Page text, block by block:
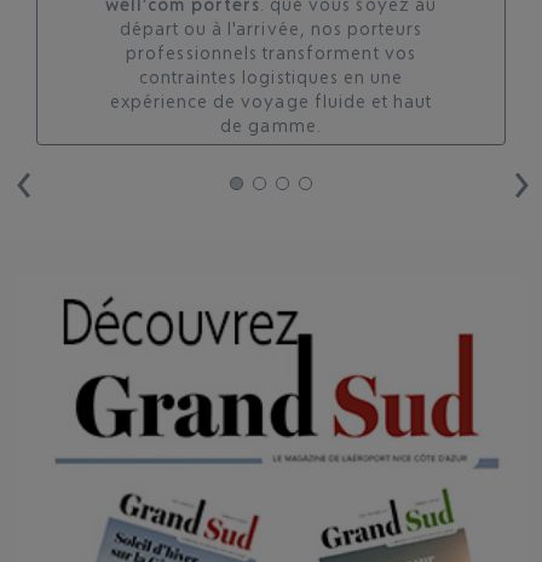
well’com porters . que vous soyez au
départ ou à l'arrivée, nos porteurs
professionnels transforment vos
contraintes logistiques en une
expérience de voyage fluide et haut
de gamme.